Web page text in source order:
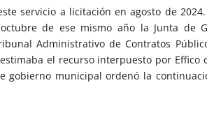
servicio a licitación en agosto de
de ese mismo año la Junta de
Administrativo de Contratos
el recurso interpuesto por Effico
gobierno municipal ordenó la